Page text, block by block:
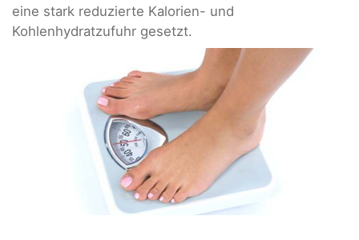
eine stark reduzierte Kalorien- und
Kohlenhydratzufuhr gesetzt.